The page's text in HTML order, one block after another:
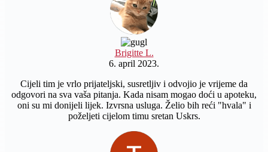
Brigitte L.
6. april 2023.
Cijeli tim je vrlo prijateljski, susretljiv i odvojio je vrijeme da
odgovori na sva vaša pitanja. Kada nisam mogao doći u apoteku,
oni su mi donijeli lijek. Izvrsna usluga. Želio bih reći "hvala" i
poželjeti cijelom timu sretan Uskrs.